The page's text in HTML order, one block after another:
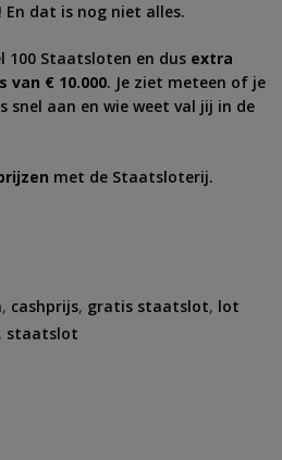
! En dat is nog niet alles.
100 Staatsloten en dus extra
van € 10.000. Je ziet meteen of je
snel aan en wie weet val jij in de
met de Staatsloterij.
, cashprijs, gratis staatslot, lot
, staatslot